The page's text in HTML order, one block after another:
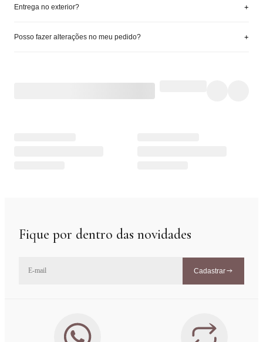
Entrega no exterior? +
Posso fazer alterações no meu pedido? +
Fique por dentro das novidades
Cadastrar